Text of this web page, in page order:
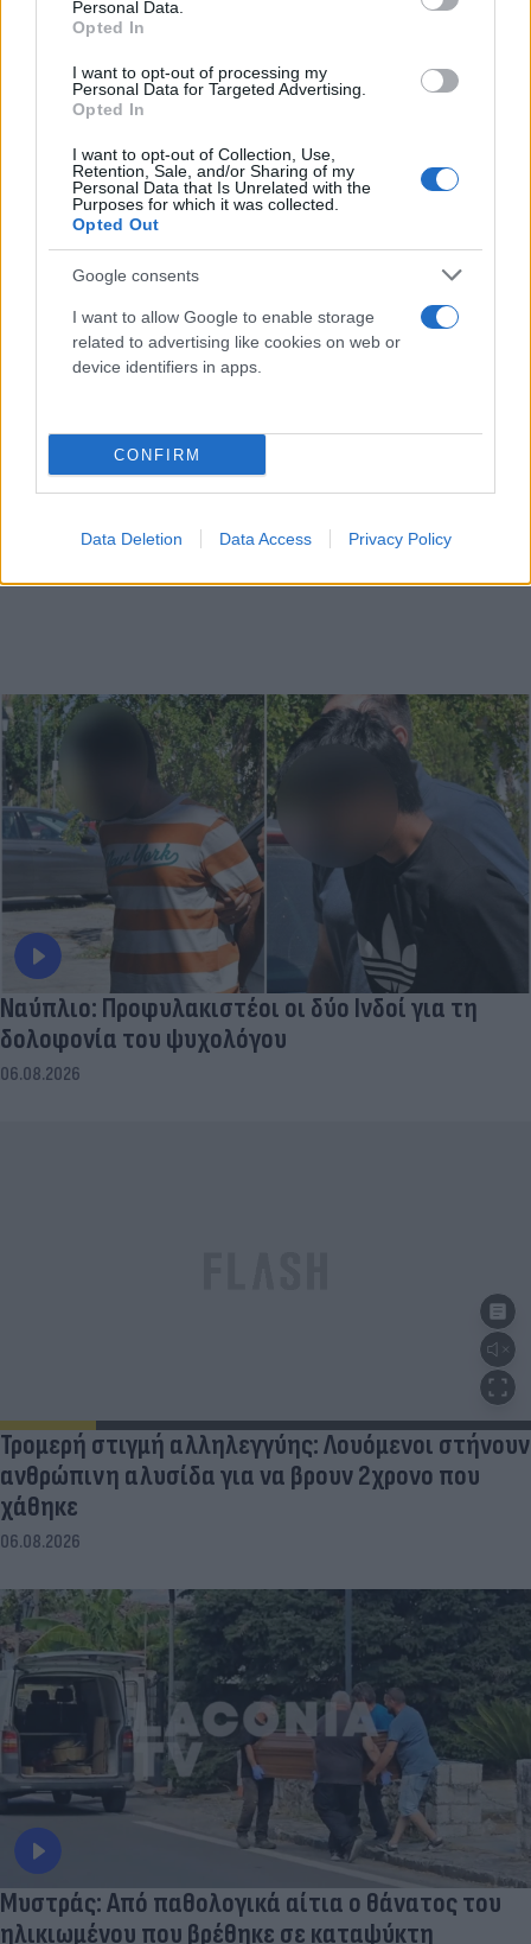
Personal Data.
Opted In
I want to opt-out of processing my
Personal Data for Targeted Advertising.
Opted In
I want to opt-out of Collection, Use,
Retention, Sale, and/or Sharing of my
Personal Data that Is Unrelated with the
Purposes for which it was collected.
Opted Out
Google consents
I want to allow Google to enable storage
related to advertising like cookies on web or
device identifiers in apps.
CONFIRM
Data Deletion Data Access Privacy Policy
Η χαμηλή στάθμη του Δούναβη στη
Βουλγαρία αποκάλυψε τη γέφυρα του
Μεγάλου Κωνσταντίνου
06.08.2026
Ναύπλιο: Προφυλακιστέοι οι δύο Ινδοί για τη
δολοφονία του ψυχολόγου
06.08.2026
Τρομερή στιγμή αλληλεγγύης: Λουόμενοι στήνουν
ανθρώπινη αλυσίδα για να βρουν 2χρονο που
χάθηκε
06.08.2026
Μυστράς: Από παθολογικά αίτια ο θάνατος του
ηλικιωμένου που βρέθηκε σε καταψύκτη